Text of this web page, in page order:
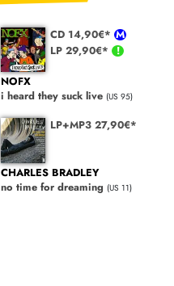
CD 14,90€*
LP 29,90€*
NOFX
i heard they suck live (US 95)
LP+MP3 27,90€*
CHARLES BRADLEY
no time for dreaming (US 11)